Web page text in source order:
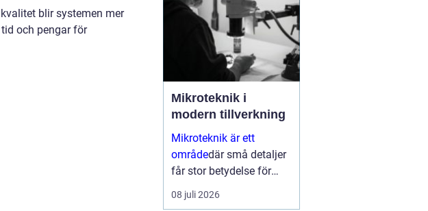
blir systemen mer
och pengar för
cylinder läcker stanna...
Mikroteknik i
modern tillverkning
Mikroteknik är ett
områdedär små detaljer
får stor betydelse för
helheten. När
komponenter blir mindre,
08 juli 2026